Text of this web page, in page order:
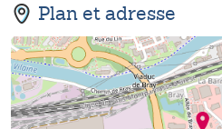
Plan et adresse